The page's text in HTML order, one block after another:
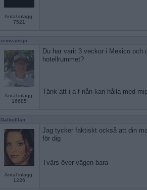
Antal inlägg:
7521
remvanrijn
Antal inlägg:
16685
Du har varit 3 veckor i Mexico och
hotellrummet?
Tänk att i a f nån kan hålla med
Dalkulllan
Antal inlägg:
1226
Jag tycker faktiskt också att din
för dig
Tvärs över vägen bara